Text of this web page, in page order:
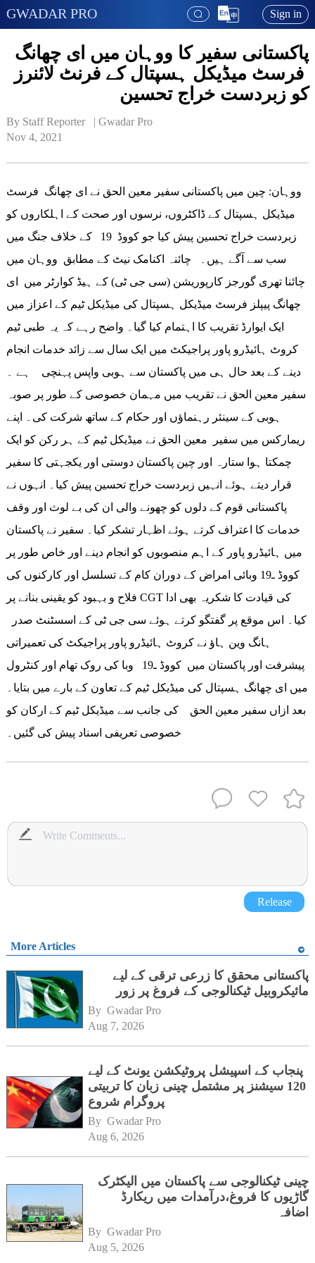
GWADAR PRO Sign in
پاکستانی سفیر کا ووہان میں ای چھانگ
فرسٹ میڈیکل ہسپتال کے فرنٹ لائنرز
کو زبردست خراج تحسین
By Staff Reporter   | Gwadar Pro
Nov 4, 2021
ووہان: چین میں پاکستانی سفیر معین الحق نے ای چھانگ فرسٹ
میڈیکل ہسپتال کے ڈاکٹروں، نرسوں اور صحت کے اہلکاروں کو
زبردست خراج تحسین پیش کیا جو کووڈ 19 کے خلاف جنگ میں
سب سے آگے ہیں۔ چائنہ اکنامک نیٹ کے مطابق ووہان میں
چائنا تھری گورجز کارپوریشن (سی جی ٹی) کے ہیڈ کوارٹر میں ای
چھانگ پیپلز فرسٹ میڈیکل ہسپتال کی میڈیکل ٹیم کے اعزاز میں
ایک ایوارڈ تقریب کا اہتمام کیا گیا۔ واضح رہے کہ یہ طبی ٹیم
کروٹ ہائیڈرو پاور پراجیکٹ میں ایک سال سے زائد خدمات انجام
دینے کے بعد حال ہی میں پاکستان سے ہوبی واپس پہنچی ہے ۔
سفیر معین الحق نے تقریب میں مہمان خصوصی کے طور پر صوبہ
ہوبی کے سینئر رہنماؤں اور حکام کے ساتھ شرکت کی۔ اپنے
ریمارکس میں سفیر معین الحق نے میڈیکل ٹیم کے ہر رکن کو ایک
چمکتا ہوا ستارہ اور چین پاکستان دوستی اور یکجہتی کا سفیر
قرار دیتے ہوئے انہیں زبردست خراج تحسین پیش کیا۔ انہوں نے
پاکستانی قوم کے دلوں کو چھونے والی ان کی بے لوث اور وقف
خدمات کا اعتراف کرتے ہوئے اظہار تشکر کیا۔ سفیر نے پاکستان
میں ہائیڈرو پاور کے اہم منصوبوں کو انجام دینے اور خاص طور پر
کووڈ ـ19 وبائی امراض کے دوران کام کے تسلسل اور کارکنوں کی
فلاح و بہبود کو یقینی بنانے پر CGT کی قیادت کا شکریہ بھی ادا
کیا۔ اس موقع پر گفتگو کرتے ہوئے سی جی ٹی کے اسسٹنٹ صدر
ہانگ وین ہاؤ نے کروٹ ہائیڈرو پاور پراجیکٹ کی تعمیراتی
پیشرفت اور پاکستان میں کووڈ ـ19 وبا کی روک تھام اور کنٹرول
میں ای چھانگ ہسپتال کی میڈیکل ٹیم کے تعاون کے بارے میں بتایا۔
بعد ازاں سفیر معین الحق کی جانب سے میڈیکل ٹیم کے ارکان کو
خصوصی تعریفی اسناد پیش کی گئیں۔
Release
More Articles
پاکستانی محقق کا زرعی ترقی کے لیے
مائیکروبیل ٹیکنالوجی کے فروغ پر زور
By Gwadar Pro
Aug 7, 2026
پنجاب کے اسپیشل پروٹیکشن یونٹ کے لیے
120 سیشنز پر مشتمل چینی زبان کا تربیتی
پروگرام شروع
By Gwadar Pro
Aug 6, 2026
چینی ٹیکنالوجی سے پاکستان میں الیکٹرک
گاڑیوں کا فروغ،درآمدات میں ریکارڈ
اضافہ
By Gwadar Pro
Aug 5, 2026